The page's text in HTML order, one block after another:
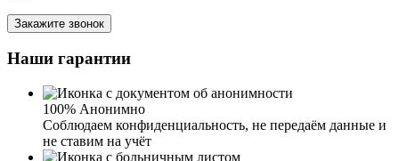
наркоцентре . Зависимость оказалась слишком сильной,
благодаря профессиональной команде специалистов и
программе, я смог преодолеть свою зависимость
полностью. Мне предоставили все необходимые
ресурсы и поддержку во время стационарного лечения.
Я нашел в себе силы бороться с желаниями и научился
Закажите звонок
Наши гарантии
100% Анонимно
Соблюдаем конфиденциальность, не передаём данные и
не ставим на учёт